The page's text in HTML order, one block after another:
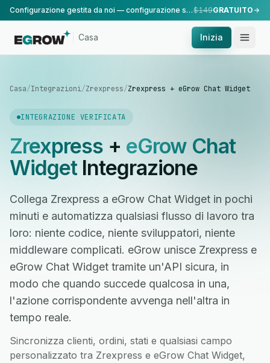
Configurazione gestita da noi — configurazione standard, eseguita dal nostro team.$149GRATUITO
Casa Inizia
Casa/Integrazioni/Zrexpress/Zrexpress + eGrow Chat Widget
INTEGRAZIONE VERIFICATA
Zrexpress+ eGrow Chat
WidgetIntegrazione
Collega Zrexpress a eGrow Chat Widget in pochi
minuti e automatizza qualsiasi flusso di lavoro tra
loro: niente codice, niente sviluppatori, niente
middleware complicati. eGrow unisce Zrexpress e
eGrow Chat Widget tramite un'API sicura, in
modo che quando succede qualcosa in una,
l'azione corrispondente avvenga nell'altra in
tempo reale.
Sincronizza clienti, ordini, stati e qualsiasi campo
personalizzato tra Zrexpress e eGrow Chat Widget,